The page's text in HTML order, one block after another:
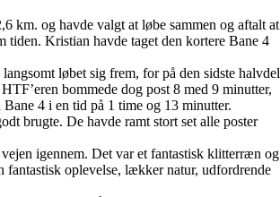
km. og havde valgt at løbe sammen og aftalt at
tiden. Kristian havde taget den kortere Bane 4
løbet sig frem, for på den sidste halvdel
bommede dog post 8 med 9 minutter,
4 i en tid på 1 time og 13 minutter.
brugte. De havde ramt stort set alle poster
igennem. Det var et fantastisk klitterræn og
oplevelse, lækker natur, udfordrende